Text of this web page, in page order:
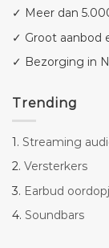
✓ Meer dan
✓ Groot aanbod
✓ Bezorging in
Trending
1. Streaming
2. Versterkers
3. Earbud
4. Soundbars